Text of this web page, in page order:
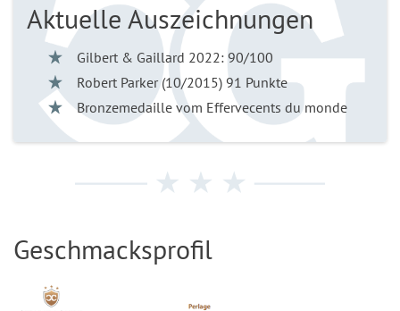
Aktuelle Auszeichnungen
Gilbert & Gaillard 2022: 90/100
Robert Parker (10/2015) 91 Punkte
Bronzemedaille vom Effervecents du monde
Geschmacksprofil